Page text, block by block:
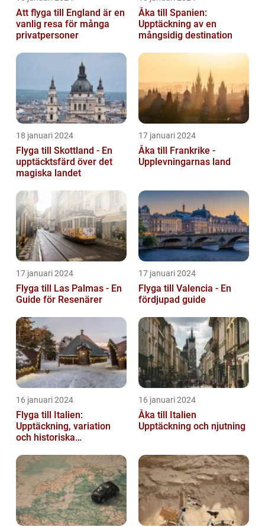
Att flyga till England är en
vanlig resa för många
privatpersoner
Åka till Spanien:
Upptäckning av en
mångsidig destination
18 januari 2024
Flyga till Skottland - En
upptäcktsfärd över det
magiska landet
17 januari 2024
Åka till Frankrike -
Upplevningarnas land
17 januari 2024
Flyga till Las Palmas - En
Guide för Resenärer
17 januari 2024
Flyga till Valencia - En
fördjupad guide
16 januari 2024
Flyga till Italien:
Upptäckning, variation
och historiska
16 januari 2024
Åka till Italien
Upptäckning och njutning